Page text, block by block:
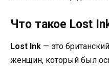
Что такое Lost
Lost Ink — это
женщин, который был